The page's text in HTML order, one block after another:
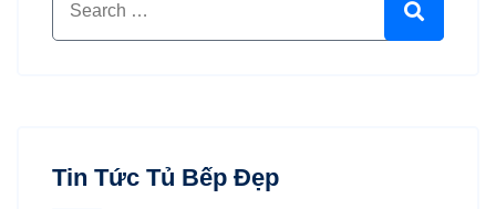
Tin Tức Tủ Bếp Đẹp